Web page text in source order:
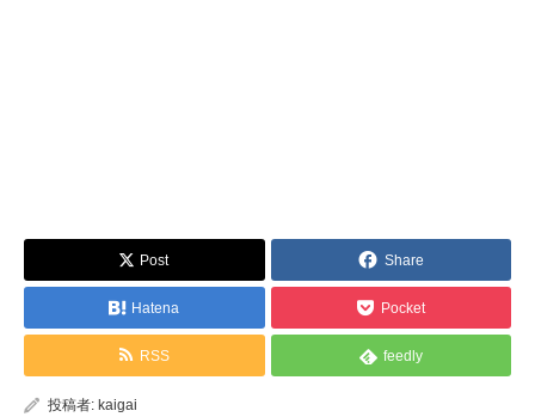
Post Share
Hatena Pocket
RSS feedly
投稿者: kaigai